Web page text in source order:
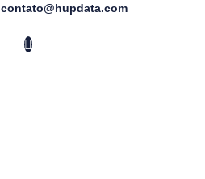
contato@hupdata.com